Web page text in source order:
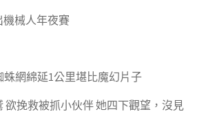
械人年夜賽
蛛網綿延1公里堪比魔幻片子
欲挽救被抓小伙伴 她四下觀望，沒見